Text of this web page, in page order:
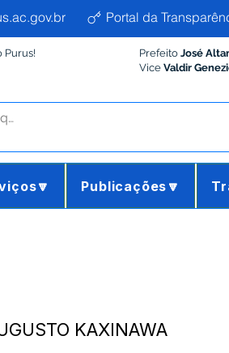
Portal da
Purus! Prefeito José
Vice Valdir
Publicações🔽
KAXINAWA